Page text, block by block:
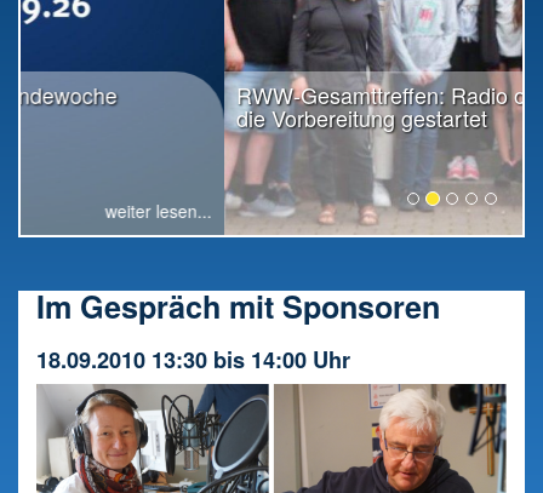
RWW-Gesamttreffen: Radio offiziell in
die Vorbereitung gestartet
weiter lesen...
Im Gespräch mit Sponsoren
18.09.2010 13:30 bis 14:00 Uhr